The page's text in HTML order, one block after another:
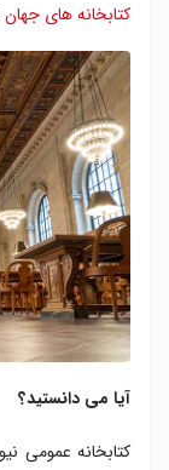
کتابخانه های جهان
آیا می دانستید؟